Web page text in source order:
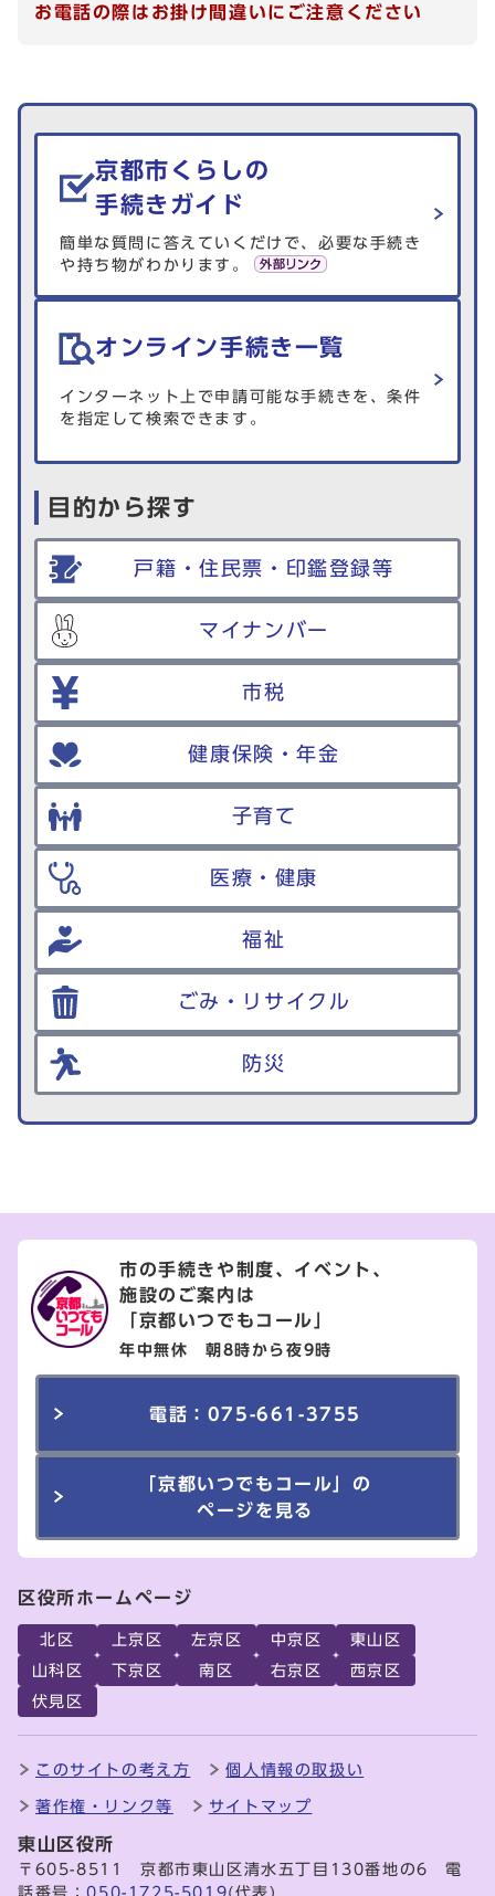
お電話の際はお掛け間違いにご注意ください
生活情報を探す
京都市くらしの
手続きガイド
簡単な質問に答えていくだけで、必要な手続き
や持ち物がわかります。
オンライン手続き一覧
インターネット上で申請可能な手続きを、条件
を指定して検索できます。
目的から探す
戸籍・住民票・印鑑登録等
マイナンバー
市税
健康保険・年金
子育て
医療・健康
福祉
ごみ・リサイクル
防災
市の手続きや制度、イベント、
施設のご案内は
「京都いつでもコール」
年中無休 朝8時から夜9時
電話：075-661-3755
「京都いつでもコール」の
ページを見る
区役所ホームページ
北区 上京区 左京区 中京区
東山区
山科区
下京区 南区 右京区
西京区
伏見区
このサイトの考え方 個人情報の取扱い
著作権・リンク等 サイトマップ
東山区役所
〒605-8511 京都市東山区清水五丁目130番地の6 電
話番号：050-1725-5019(代表)